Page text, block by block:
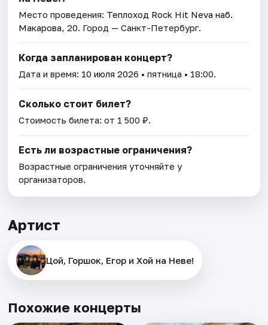
Место проведения: Теплоход Rock Hit Neva наб.
Макарова, 20. Город — Санкт-Петербург.
Когда запланирован концерт?
Дата и время: 10 июля 2026 • пятница • 18:00.
Сколько стоит билет?
Стоимость билета: от 1 500 ₽.
Есть ли возрастные ограничения?
Возрастные ограничения уточняйте у
организаторов.
Артист
Цой, Горшок, Егор и Хой на Неве!
Похожие концерты